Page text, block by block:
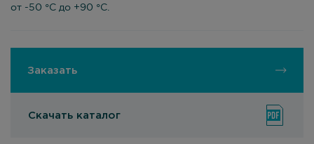
от -50 °С до +90 °С.
Заказать
Скачать каталог